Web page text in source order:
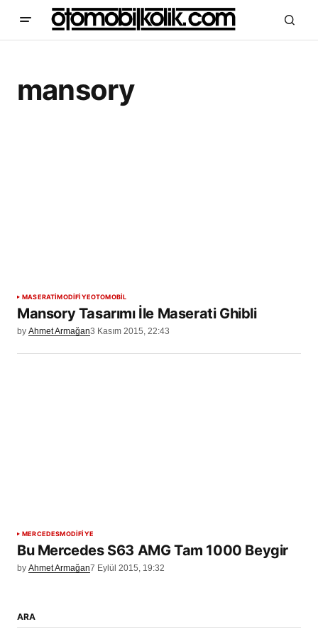
mansory
MASERATIMODİFİYEOTOMOBİL
Mansory Tasarımı İle Maserati Ghibli
by Ahmet Armağan3 Kasım 2015, 22:43
MERCEDESMODİFİYE
Bu Mercedes S63 AMG Tam 1000 Beygir
by Ahmet Armağan7 Eylül 2015, 19:32
ARA